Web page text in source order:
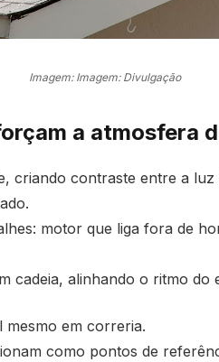
Imagem: Imagem: Divulgação
a atmosfera
criando contraste entre a
motor que liga fora de
cadeia, alinhando o ritmo do
mesmo em correria.
como pontos de